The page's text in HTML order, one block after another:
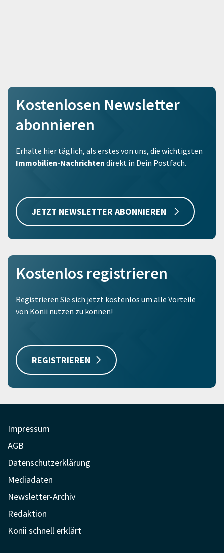
Kostenlosen Newsletter
abonnieren
Erhalte hier täglich, als erstes von uns, die wichtigsten
Immobilien-Nachrichten direkt in Dein Postfach.
JETZT NEWSLETTER ABONNIEREN
Kostenlos registrieren
Registrieren Sie sich jetzt kostenlos um alle Vorteile
von Konii nutzen zu können!
REGISTRIEREN
Impressum
AGB
Datenschutzerklärung
Mediadaten
Newsletter-Archiv
Redaktion
Konii schnell erklärt